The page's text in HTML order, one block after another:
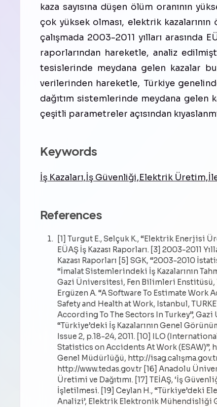
kaza sayısına düşen ölüm oranının
çok yüksek olması, elektrik
çalışmada 2003-2011 yılları arasında
raporlarından hareketle, analiz
tesislerinde meydana gelen kazalar bu
verilerinden hareketle, Türkiye
dağıtım sistemlerinde meydana gelen
çeşitli parametreler açısından
Keywords
İş Kazaları,İş Güvenliği,Elektrik
References
[1] Turgut E., Selçuk K., “Elektrik Enerjisi
EÜAŞ İş Kazası Raporları. [3] 2003-2011
Kazası Raporları [5] SGK, “2003-2010
“İmalat Sistemlerindeki İş Kazalarının
Gazi Üniversitesi, Fen Bilimleri Enstitüsü,
Ergüzen A. “A Software To Estimate
Safety and Health at Work, Istanbul,
According To The Sectors In Turkey”,
“Türkiye’deki İş Kazalarının Genel
Issue 2, p.18-24, 2011. [10] ILO
Statistics on Accidents At Work (ESAW)”,
Genel Müdürlüğü, http://
http://www.tedas.gov.tr [16] Anadolu
Üretimi ve Dağıtımı. [17] TEİAŞ, ‘İş
İşletilmesi. [19] Ceylan H., “Türkiye’deki
Analizi’, Elektrik Elektronik Mühendisliği